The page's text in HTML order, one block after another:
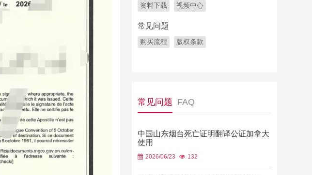
资料下载 视频中心
常见问题
购买流程 版权条款
常见问题 FAQ
中国山东烟台死亡证明翻译公证加拿大
使用
2026/06/23 132